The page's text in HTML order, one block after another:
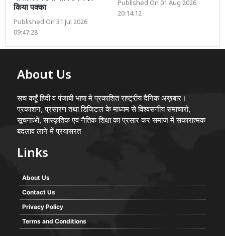
किया पक्का
Published On 31 Jul 2026
09:47:28
Published On 01 Aug 2026
20:14:12
About Us
सच कहूँ हिंदी व पंजाबी भाषा मे प्रकाशित राष्ट्रीय दैनिक अख़बार।
प्रकाशन, प्रसारण तथा डिजिटल के माध्यम से विश्वसनीय समाचारों,
सूचनाओं, सांस्कृतिक एवं नैतिक शिक्षा का प्रसार कर समाज में सकारात्मक
बदलाव लाने में प्रयासरत
Links
About Us
Contact Us
Privacy Policy
Terms and Conditions